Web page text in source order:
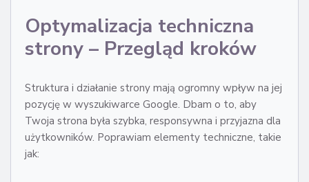
Optymalizacja techniczna
strony – Przegląd kroków
Struktura i działanie strony mają ogromny wpływ na jej
pozycję w wyszukiwarce Google. Dbam o to, aby
Twoja strona była szybka, responsywna i przyjazna dla
użytkowników. Poprawiam elementy techniczne, takie
jak: